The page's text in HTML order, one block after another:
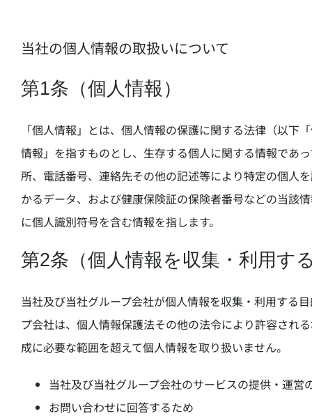
当社の個人情報の取扱いについて
第1条（個人情報）
「個人情報」とは、個人情報の保護に関する法律（以下
情報」を指すものとし、生存する個人に関する情報であ
所、電話番号、連絡先その他の記述等により特定の個人
かるデータ、および健康保険証の保険者番号などの当該
に個人識別符号を含む情報を指します。
第2条（個人情報を収集・利用す
当社及び当社グループ会社が個人情報を収集・利用する
プ会社は、個人情報保護法その他の法令により許容され
成に必要な範囲を超えて個人情報を取り扱いません。
当社及び当社グループ会社のサービスの提供・運営
お問い合わせに回答するため